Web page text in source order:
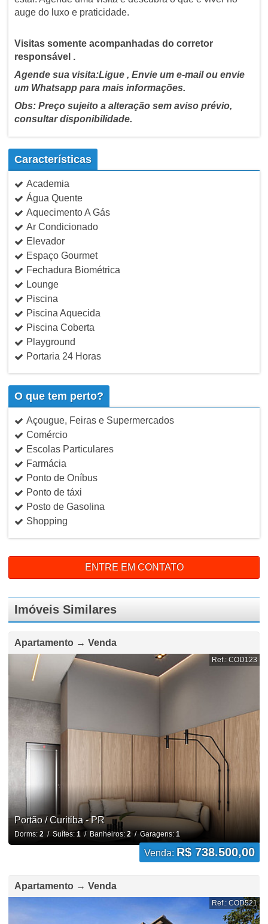
auge do luxo e praticidade.
Visitas somente acompanhadas do corretor
responsável .
Agende sua visita:Ligue , Envie um e-mail ou envie
um Whatsapp para mais informações.
Obs: Preço sujeito a alteração sem aviso prévio,
consultar disponibilidade.
Características
Academia
Água Quente
Aquecimento A Gás
Ar Condicionado
Elevador
Espaço Gourmet
Fechadura Biométrica
Lounge
Piscina
Piscina Aquecida
Piscina Coberta
Playground
Portaria 24 Horas
O que tem perto?
Açougue, Feiras e Supermercados
Comércio
Escolas Particulares
Farmácia
Ponto de Oníbus
Ponto de táxi
Posto de Gasolina
Shopping
ENTRE EM CONTATO
Imóveis Similares
Apartamento → Venda
Ref.: COD123
Portão / Curitiba - PR
Dorms: 2/ Suítes: 1/ Banheiros: 2/ Garagens:1
Venda: R$ 738.500,00
Apartamento → Venda
Ref.: COD521